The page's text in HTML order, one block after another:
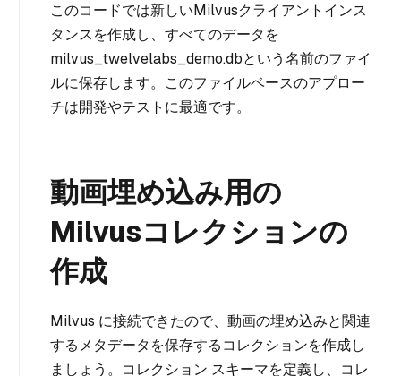
このコードでは新しいMilvusクライアントインス
タンスを作成し、すべてのデータを
milvus_twelvelabs_demo.dbという名前のファイ
ルに保存します。このファイルベースのアプロー
チは開発やテストに最適です。
動画埋め込み用の
Milvusコレクションの
作成
Milvus に接続できたので、動画の埋め込みと関連
するメタデータを保存するコレクションを作成し
ましょう。コレクション スキーマを定義し、コレ